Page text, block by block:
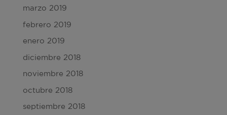
marzo 2019
febrero 2019
enero 2019
diciembre 2018
noviembre 2018
octubre 2018
septiembre 2018